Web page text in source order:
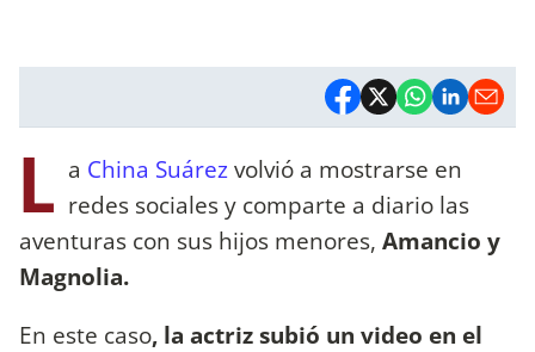
L a China Suárezvolvió a mostrarse en
redes sociales y comparte a diario las
aventuras con sus hijos menores, Amancio y
Magnolia.
En este caso, la actriz subió un video en el